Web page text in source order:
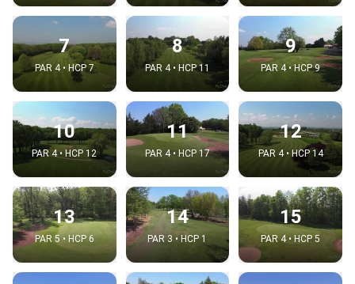
7
PAR 4 • HCP 7
8
PAR 4 • HCP 11
9
PAR 4 • HCP 9
10
PAR 4 • HCP 12
11
PAR 4 • HCP 17
12
PAR 4 • HCP 14
13
PAR 5 • HCP 6
14
PAR 3 • HCP 1
15
PAR 4 • HCP 5